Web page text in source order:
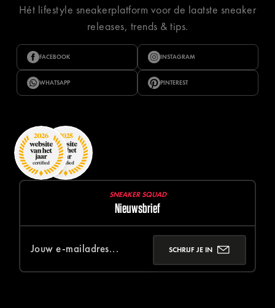
Hét lifestyle sneakerplatform voor de laatste sneaker
releases, trends & tips.
FACEBOOK INSTAGRAM
WHATSAPP PINTEREST
SNEAKER SQUAD
Nieuwsbrief
SCHRIJF JE IN